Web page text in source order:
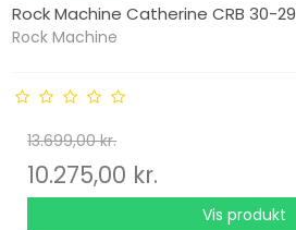
Rock Machine Catherine CRB 30-29
Rock Machine
13.699,00 kr.
10.275,00 kr.
Vis produkt